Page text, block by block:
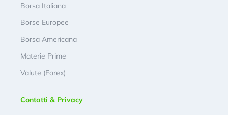
Borsa Italiana
Borse Europee
Borsa Americana
Materie Prime
Valute (Forex)
Contatti & Privacy